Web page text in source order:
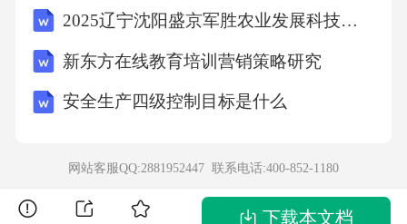
个人理想与社会理想相结合。这体现了职业道
德中（）的要求。
2025辽宁沈阳盛京军胜农业发展科技有限公司及所属企业招聘18人笔试历年参考题库附带答案详解
新东方在线教育培训营销策略研究
安全生产四级控制目标是什么
网站客服QQ:2881952447 联系电话:400-852-1180
下载本文档